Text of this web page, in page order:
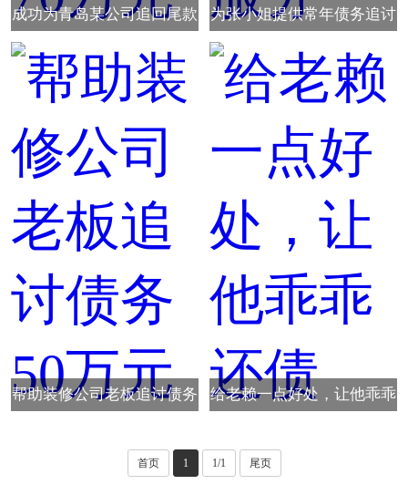
成功为青岛某公司追回尾款
为张小姐提供常年债务追讨
帮助装修公司老板追讨债务
给老赖一点好处，让他乖乖
首页 1 1/1 尾页